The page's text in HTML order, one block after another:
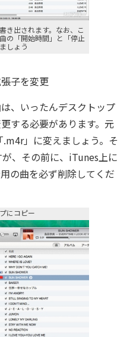
き出されます。なお、こ
の「開始時間」と「停止
しょう
子を変更
、いったんデスクトップ
する必要があります。元
」に変えましょう。そ
、その前に、iTunes上に
の曲を必ず削除してくだ
にコピー